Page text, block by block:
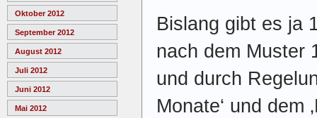
Oktober 2012
September 2012
August 2012
Juli 2012
Juni 2012
Mai 2012
Bislang gibt es ja
nach dem Muster
und durch
Monate‘ und dem